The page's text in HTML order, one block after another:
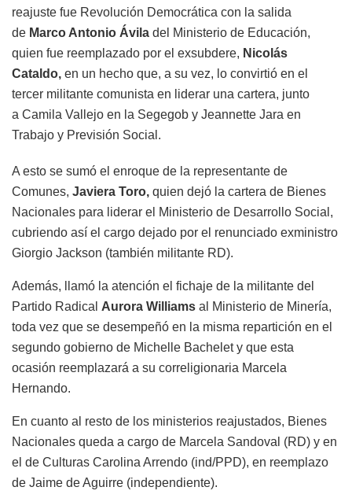
reajuste fue Revolución Democrática con la salida
de Marco Antonio Ávila del Ministerio de Educación,
quien fue reemplazado por el exsubdere, Nicolás
Cataldo, en un hecho que, a su vez, lo convirtió en el
tercer militante comunista en liderar una cartera, junto
a Camila Vallejo en la Segegob y Jeannette Jara en
Trabajo y Previsión Social.
A esto se sumó el enroque de la representante de
Comunes, Javiera Toro, quien dejó la cartera de Bienes
Nacionales para liderar el Ministerio de Desarrollo Social,
cubriendo así el cargo dejado por el renunciado exministro
Giorgio Jackson (también militante RD).
Además, llamó la atención el fichaje de la militante del
Partido Radical Aurora Williams al Ministerio de Minería,
toda vez que se desempeñó en la misma repartición en el
segundo gobierno de Michelle Bachelet y que esta
ocasión reemplazará a su correligionaria Marcela
Hernando.
En cuanto al resto de los ministerios reajustados, Bienes
Nacionales queda a cargo de Marcela Sandoval (RD) y en
el de Culturas Carolina Arrendo (ind/PPD), en reemplazo
de Jaime de Aguirre (independiente).